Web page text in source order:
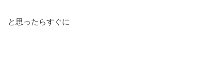
と思ったらすぐに